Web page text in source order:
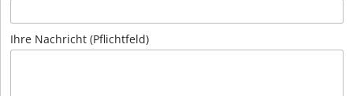
Ihre Nachricht (Pflichtfeld)